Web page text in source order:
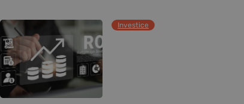
Investice